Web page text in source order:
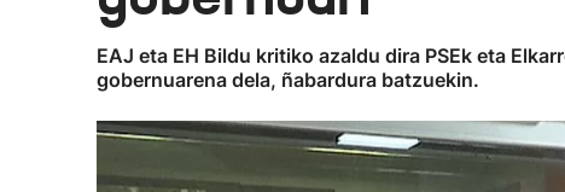
EAJ eta EH Bildu kritiko azaldu dira PSEk eta
gobernuarena dela, ñabardura batzuekin.